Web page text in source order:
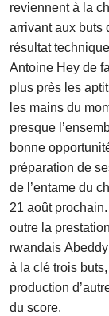
reviennent à la
arrivant aux buts
résultat
Antoine Hey de
plus près les
les mains du
presque
bonne
préparation de
de l’entame du
21 août
outre la
rwandais
à la clé trois
production
du score.